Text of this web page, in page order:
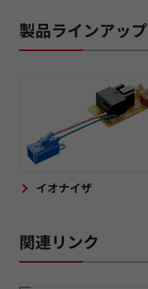
製品ラインアップ
イオナイザ
関連リンク